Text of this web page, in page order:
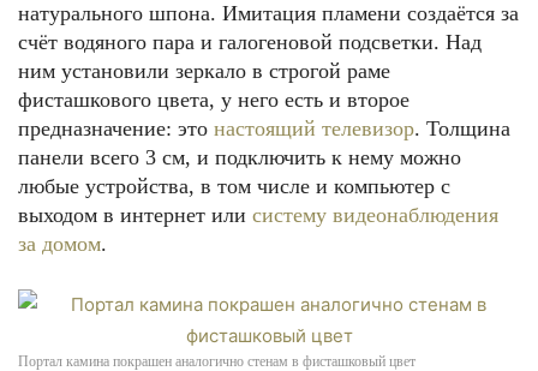
натурального шпона. Имитация пламени создаётся за
счёт водяного пара и галогеновой подсветки. Над
ним установили зеркало в строгой раме
фисташкового цвета, у него есть и второе
предназначение: это настоящий телевизор. Толщина
панели всего 3 см, и подключить к нему можно
любые устройства, в том числе и компьютер с
выходом в интернет или систему видеонаблюдения
за домом.
Портал камина покрашен аналогично стенам в фисташковый цвет